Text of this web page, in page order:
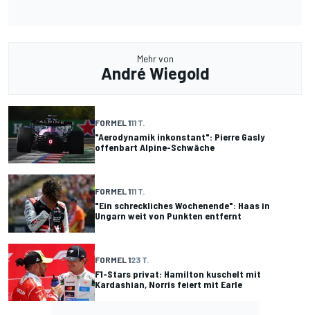
Mehr von
André Wiegold
FORMEL 111 T.
"Aerodynamik inkonstant": Pierre Gasly
offenbart Alpine-Schwäche
FORMEL 111 T.
"Ein schreckliches Wochenende": Haas in
Ungarn weit von Punkten entfernt
FORMEL 123 T.
F1-Stars privat: Hamilton kuschelt mit
Kardashian, Norris feiert mit Earle